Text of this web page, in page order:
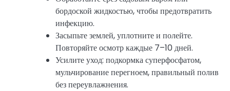
бордоской жидкостью, чтобы предотвратить
инфекцию.
Засыпьте землей, уплотните и полейте.
Повторяйте осмотр каждые 7–10 дней.
Усилите уход: подкормка суперфосфатом,
мульчирование перегноем, правильный полив
без переувлажнения.